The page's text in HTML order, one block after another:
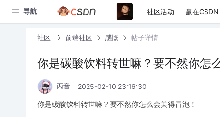
导航 社区活动 赢在CSDN
社区 前端社区 感慨 帖子详情
你是碳酸饮料转世嘛？要不然你怎
丙音 2025-02-10 23:16:30
你是碳酸饮料转世嘛？要不然你怎么会美得冒泡！